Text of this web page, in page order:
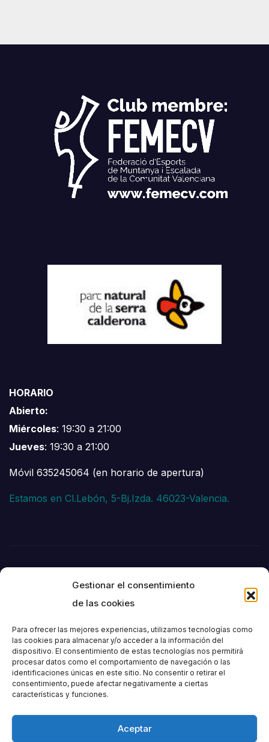
Gestionar el consentimiento
de las cookies
Para ofrecer las mejores experiencias, utilizamos tecnologías como
las cookies para almacenar y/o acceder a la información del
dispositivo. El consentimiento de estas tecnologías nos permitirá
procesar datos como el comportamiento de navegación o las
identificaciones únicas en este sitio. No consentir o retirar el
consentimiento, puede afectar negativamente a ciertas
características y funciones.
Aceptar
HORARIO
Abierto:
Miércoles: 19:30 a 21:00
Jueves: 19:30 a 21:00
Móvil 635245064 (en horario de apertura)
Estamos en Cl.Lebón, 5-Bj.Izda. 46023-Valencia.
Societat
Excursionista de
València